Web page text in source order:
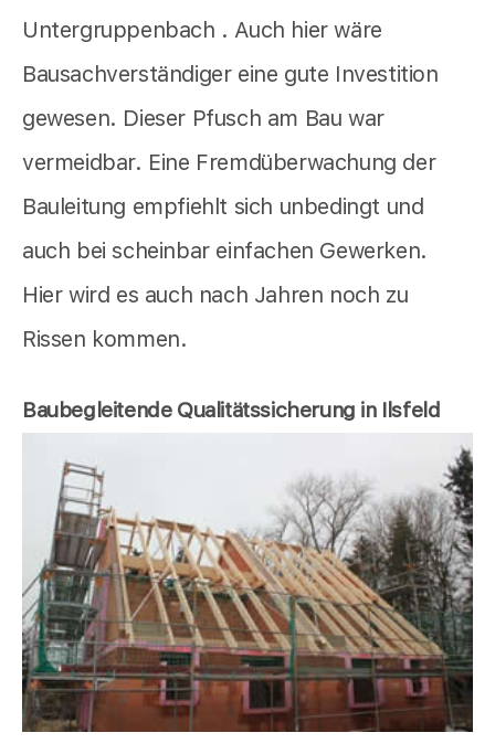
Untergruppenbach . Auch hier wäre
Bausachverständiger eine gute Investition
gewesen. Dieser Pfusch am Bau war
vermeidbar. Eine Fremdüberwachung der
Bauleitung empfiehlt sich unbedingt und
auch bei scheinbar einfachen Gewerken.
Hier wird es auch nach Jahren noch zu
Rissen kommen.
Baubegleitende Qualitätssicherung in Ilsfeld